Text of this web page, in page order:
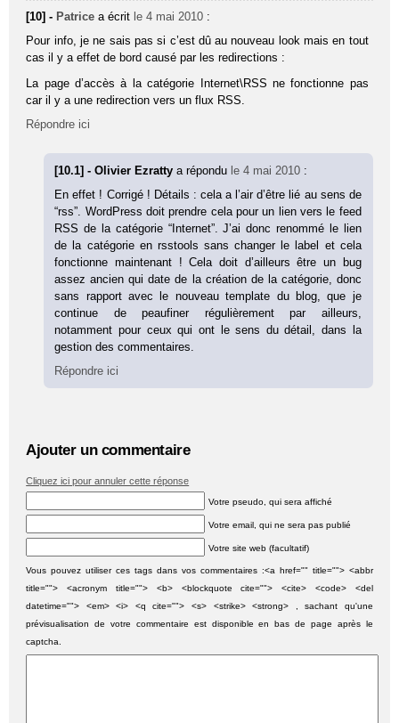
[10] - Patrice a écrit le 4 mai 2010 :
Pour info, je ne sais pas si c’est dû au nouveau look mais en tout
cas il y a effet de bord causé par les redirections :
La page d’accès à la catégorie Internet\RSS ne fonctionne pas
car il y a une redirection vers un flux RSS.
Répondre ici
[10.1] - Olivier Ezrattya répondu le 4 mai 2010 :
En effet ! Corrigé ! Détails : cela a l’air d’être lié au sens de
“rss”. WordPress doit prendre cela pour un lien vers le feed
RSS de la catégorie “Internet”. J’ai donc renommé le lien
de la catégorie en rsstools sans changer le label et cela
fonctionne maintenant ! Cela doit d’ailleurs être un bug
assez ancien qui date de la création de la catégorie, donc
sans rapport avec le nouveau template du blog, que je
continue de peaufiner régulièrement par ailleurs,
notamment pour ceux qui ont le sens du détail, dans la
gestion des commentaires.
Répondre ici
Ajouter un commentaire
Cliquez ici pour annuler cette réponse
Votre pseudo, qui sera affiché
Votre email, qui ne sera pas publié
Votre site web (facultatif)
Vous pouvez utiliser ces tags dans vos commentaires :<a href="" title=""> <abbr
title=""> <acronym title=""> <b> <blockquote cite=""> <cite> <code> <del
datetime=""> <em> <i> <q cite=""> <s> <strike> <strong> , sachant qu'une
prévisualisation de votre commentaire est disponible en bas de page après le
captcha.